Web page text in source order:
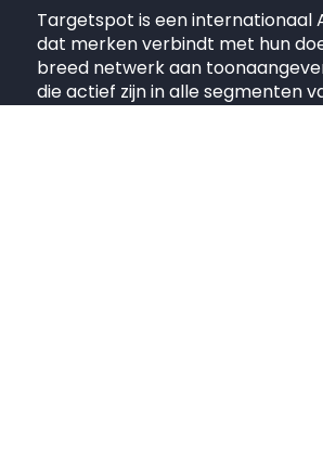
Targetspot is een internationaal
dat merken verbindt met hun
breed netwerk aan
die actief zijn in alle segmenten